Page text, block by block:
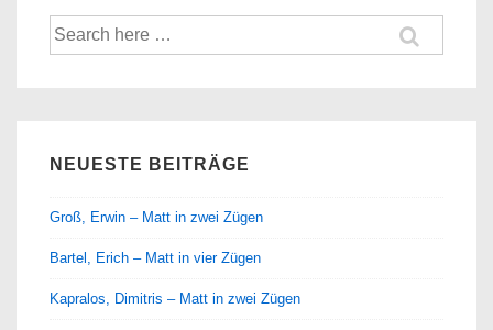
Suche
nach:
NEUESTE BEITRÄGE
Groß, Erwin – Matt in zwei Zügen
Bartel, Erich – Matt in vier Zügen
Kapralos, Dimitris – Matt in zwei Zügen